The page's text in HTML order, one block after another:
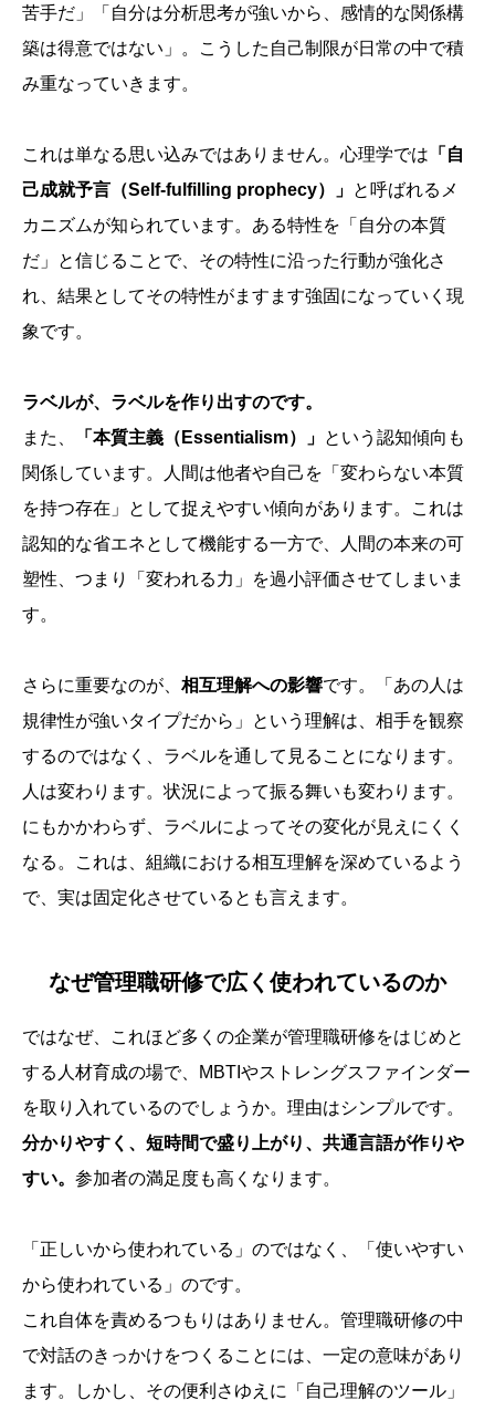
苦手だ」「自分は分析思考が強いから、感情的な関係構
築は得意ではない」。こうした自己制限が日常の中で積
み重なっていきます。
これは単なる思い込みではありません。心理学では 「自
己成就予言（Self-fulfilling prophecy）」 と呼ばれるメ
カニズムが知られています。ある特性を「自分の本質
だ」と信じることで、その特性に沿った行動が強化さ
れ、結果としてその特性がますます強固になっていく現
象です。
ラベルが、ラベルを作り出すのです。
また、
「本質主義（Essentialism）」 という認知傾向も
関係しています。人間は他者や自己を「変わらない本質
を持つ存在」として捉えやすい傾向があります。これは
認知的な省エネとして機能する一方で、人間の本来の可
塑性、つまり「変われる力」を過小評価させてしまいま
す。
さらに重要なのが、 相互理解への影響です。「あの人は
規律性が強いタイプだから」という理解は、相手を観察
するのではなく、ラベルを通して見ることになります。
人は変わります。状況によって振る舞いも変わります。
にもかかわらず、ラベルによってその変化が見えにくく
なる。これは、組織における相互理解を深めているよう
で、実は固定化させているとも言えます。
なぜ管理職研修で広く使われているのか
ではなぜ、これほど多くの企業が管理職研修をはじめと
する人材育成の場で、MBTIやストレングスファインダー
を取り入れているのでしょうか。理由はシンプルです。
分かりやすく、短時間で盛り上がり、共通言語が作りや
すい。 参加者の満足度も高くなります。
「正しいから使われている」のではなく、「使いやすい
から使われている」のです。
これ自体を責めるつもりはありません。管理職研修の中
で対話のきっかけをつくることには、一定の意味があり
ます。しかし、その便利さゆえに「自己理解のツール」